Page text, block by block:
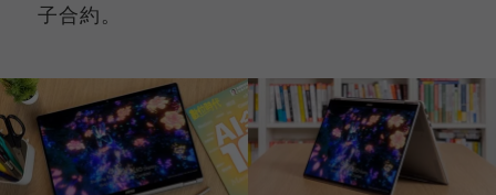
子合約。